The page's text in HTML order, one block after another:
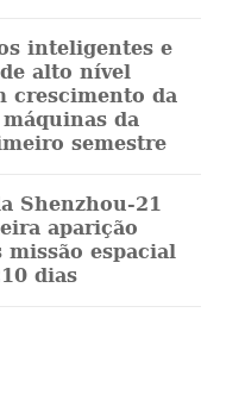
inteligentes e
alto nível
crescimento da
da
semestre
Shenzhou-21
aparição
missão espacial
dias